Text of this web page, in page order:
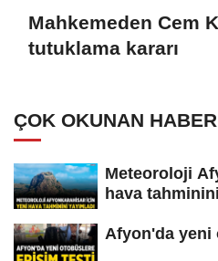
Mahkemeden Cem
tutuklama kararı
ÇOK OKUNAN
Meteoroloji
hava
Afyon'da yeni